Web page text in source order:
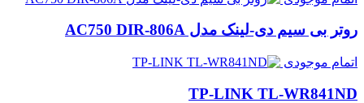
روتر بی سیم دی-لینک مدل AC750 DIR-806A
اتمام موجودی
TP-LINK TL-WR841ND